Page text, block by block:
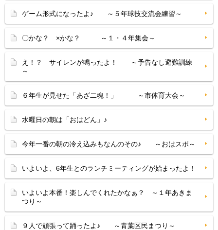
ゲーム形式になったよ♪ ～５年球技交流会練習～
〇かな？ ×かな？ ～１・４年集会～
え！？ サイレンが鳴ったよ！ ～予告なし避難訓練
～
６年生が見せた「あざ二魂！」 ～市体育大会～
水曜日の朝は「おはどん」♪
今年一番の朝の冷え込みもなんのその♪ ～おはスポ～
いよいよ、6年生とのランチミーティングが始まったよ！
いよいよ本番！楽しんでくれたかなぁ？ ～１年あきま
つり～
９人で頑張って踊ったよ♪ ～青葉区民まつり～